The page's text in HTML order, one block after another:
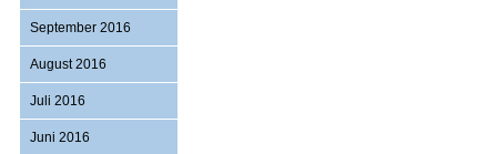
September 2016
August 2016
Juli 2016
Juni 2016